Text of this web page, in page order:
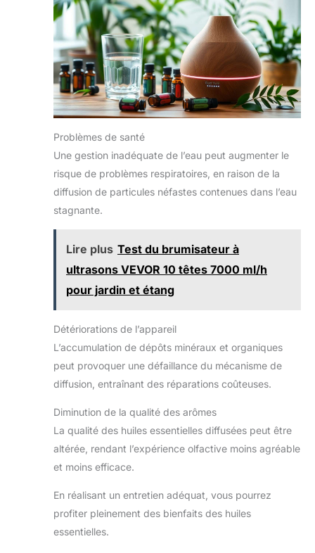
Problèmes de santé
Une gestion inadéquate de l’eau peut augmenter le
risque de problèmes respiratoires, en raison de la
diffusion de particules néfastes contenues dans l’eau
stagnante.
Lire plus Test du brumisateur à
ultrasons VEVOR 10 têtes 7000 ml/h
pour jardin et étang
Détériorations de l’appareil
L’accumulation de dépôts minéraux et organiques
peut provoquer une défaillance du mécanisme de
diffusion, entraînant des réparations coûteuses.
Diminution de la qualité des arômes
La qualité des huiles essentielles diffusées peut être
altérée, rendant l’expérience olfactive moins agréable
et moins efficace.
En réalisant un entretien adéquat, vous pourrez
profiter pleinement des bienfaits des huiles
essentielles.